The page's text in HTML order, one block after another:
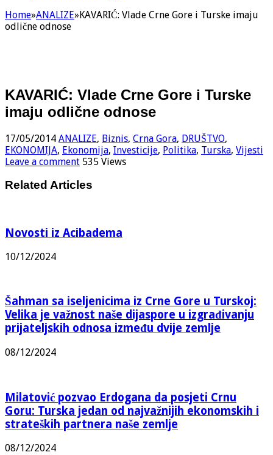
Home»ANALIZE»KAVARIĆ: Vlade Crne Gore i Turske imaju
odlične odnose
KAVARIĆ: Vlade Crne Gore i Turske
imaju odlične odnose
17/05/2014 ANALIZE, Biznis, Crna Gora, DRUŠTVO,
EKONOMIJA, Ekonomija, Investicije, Politika, Turska, Vijesti
Leave a comment 535 Views
Related Articles
Novosti iz Acibadema
10/12/2024
Šahman sa iseljenicima iz Crne Gore u Turskoj:
Velika je važnost naše dijaspore u izgrađivanju
prijateljskih odnosa između dvije zemlje
08/12/2024
Milatović pozvao Erdogana da posjeti Crnu
Goru: Turska jedan od najvažnijih ekonomskih i
strateških partnera naše zemlje
08/12/2024